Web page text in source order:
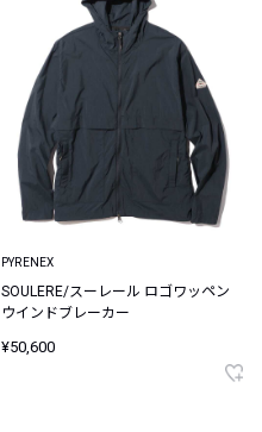
PYRENEX
SOULERE/スーレール ロゴワッペン
ウインドブレーカー
¥50,600